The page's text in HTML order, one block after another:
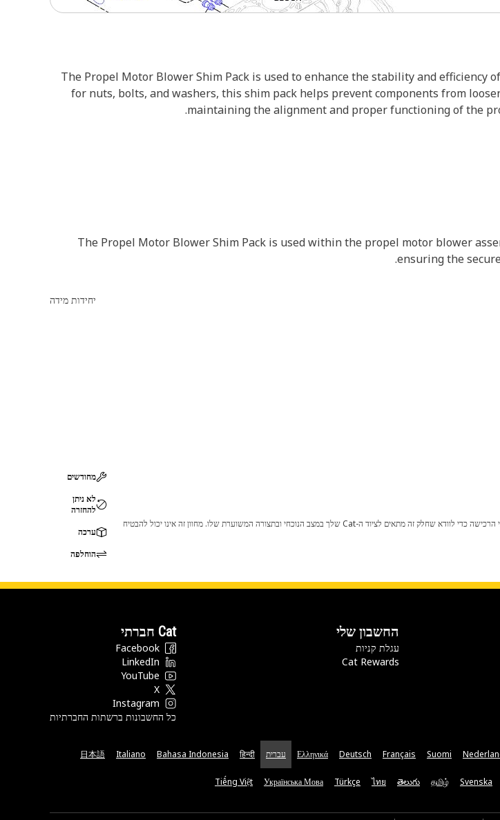
The Propel Motor Blower Shim Pack is used to enhance the stability and
for nuts, bolts, and washers, this shim pack helps prevent components from
maintaining the alignment and proper functioning of the
The Propel Motor Blower Shim Pack is used within the propel motor blower
ensuring the
יחידות מידה
כל שינוי בתצורת היצרן עלול לגרום לכך שהמוצר לא יתאים לציוד ה-Cat שלך. אנא התייעץ עם סוכן ה-Cat שלך לפני הרכישה כדי לוודא שחלק זה מתאים לציוד ה-Cat שלך במצב הנוכחי ובתצורה המשוערת שלו. מחוון זה אינו יכול להבטיח
מחודשים
לא ניתן
להחזרה
ערכה
הוחלפה
החשבון שלי
עגלת קניות
Cat Rewards
Cat חברתי
Facebook
LinkedIn
YouTube
X
Instagram
כל החשבונות ברשתות החברתיות
Suomi
Français
Deutsch
Ελληνικά עברית हिन्दी
Bahasa Indonesia
Italiano
日本語
Svenska
தமிழ்
తెలుగు
ไทย
Türkçe
Українська Мова
Tiếng Việt